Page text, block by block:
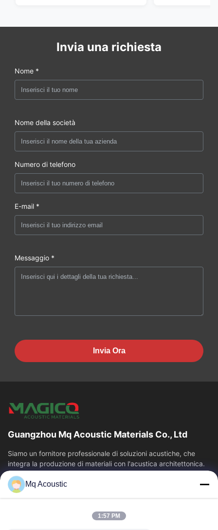
Invia una richiesta
Nome *
Nome della società
Numero di telefono
E-mail *
Messaggio *
Invia Ora
Guangzhou Mq Acoustic Materials Co., Ltd
Siamo un fornitore professionale di soluzioni acustiche, che
integra la produzione di materiali con l'acustica architettonica.
Siamo specializzati...
Collegamenti Rapidi
Su Di Noi
Mq Acoustic
1:57 PM